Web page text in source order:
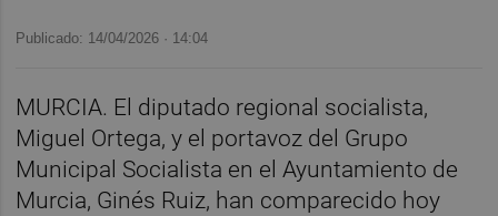
Publicado: 14/04/2026 · 14:04
MURCIA. El diputado regional socialista,
Miguel Ortega, y el portavoz del Grupo
Municipal Socialista en el Ayuntamiento de
Murcia, Ginés Ruiz, han comparecido hoy